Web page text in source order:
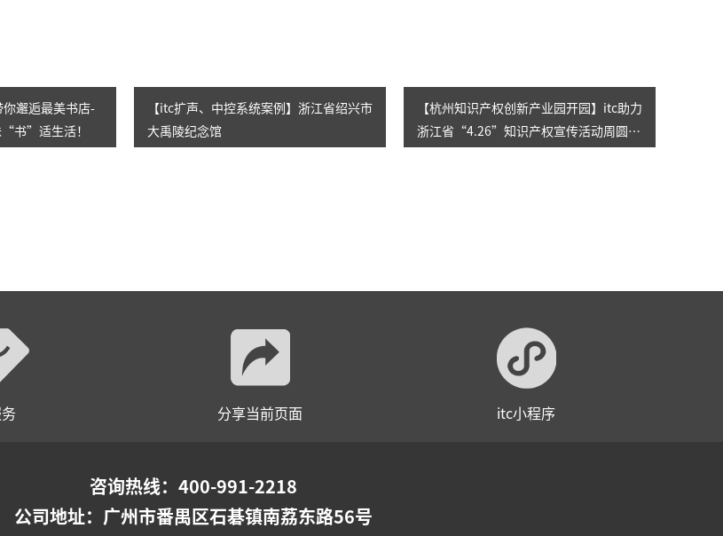
你邂逅最美书店-
书”适生活！
【itc扩声、中控系统案例】浙江省绍兴市
大禹陵纪念馆
【杭州知识产权创新产业园开园】itc助力
浙江省“4.26”知识产权宣传活动周圆满
分享当前页面 itc小程序
咨询热线：400-991-2218
公司地址： 广州市番禺区石碁镇南荔东路56号